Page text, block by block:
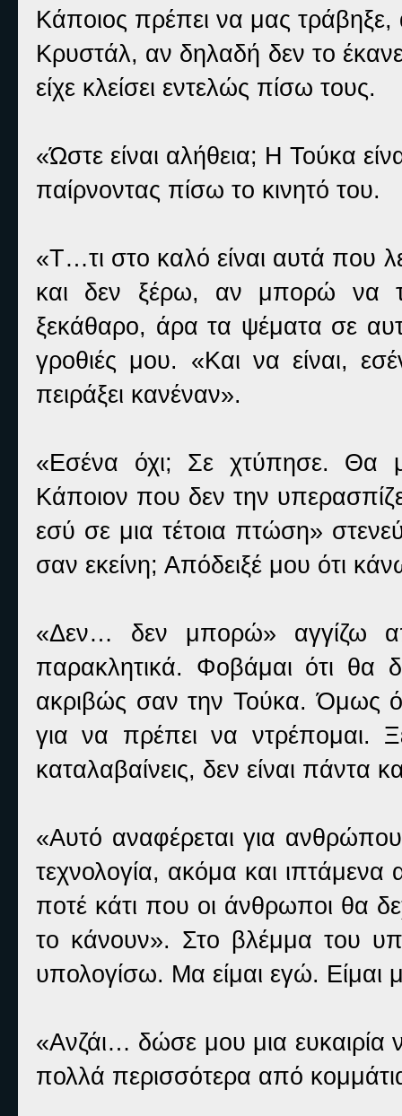
Κάποιος πρέπει να μας
Κρυστάλ, αν δηλαδή δεν το
είχε κλείσει εντελώς πίσω τους.
«Ώστε είναι αλήθεια; Η Τούκα
παίρνοντας πίσω το κινητό του.
«Τ…τι στο καλό είναι αυτά που
και δεν ξέρω, αν μπορώ να
ξεκάθαρο, άρα τα ψέματα σε
γροθιές μου. «Και να είναι,
πειράξει κανέναν».
«Εσένα όχι; Σε χτύπησε. Θα
Κάποιον που δεν την
εσύ σε μια τέτοια πτώση»
σαν εκείνη; Απόδειξέ μου ότι
«Δεν… δεν μπορώ» αγγίζω
παρακλητικά. Φοβάμαι ότι θα
ακριβώς σαν την Τούκα. Όμως
για να πρέπει να ντρέπομαι.
καταλαβαίνεις, δεν είναι πάντα
«Αυτό αναφέρεται για
τεχνολογία, ακόμα και
ποτέ κάτι που οι άνθρωποι θα
το κάνουν». Στο βλέμμα του
υπολογίσω. Μα είμαι εγώ. Είμαι
«Ανζάι… δώσε μου μια
πολλά περισσότερα από